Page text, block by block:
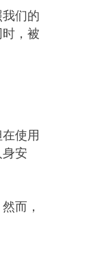
们的
，被
使用
安
而，